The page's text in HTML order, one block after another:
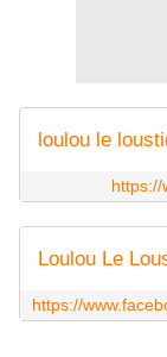
https://
Loulou Le